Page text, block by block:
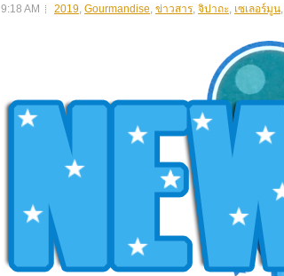
9:18 AM 2019, Gourmandise, ข่าวสาร, จิปาถะ, เซเลอร์มูน,